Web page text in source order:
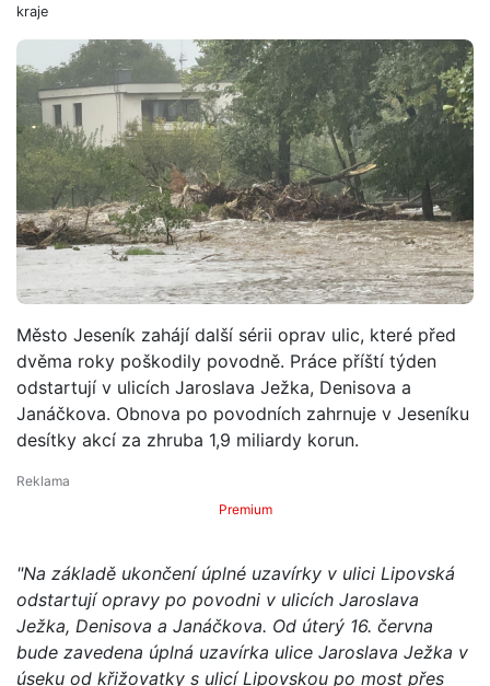
kraje
Město Jeseník zahájí další sérii oprav ulic, které před
dvěma roky poškodily povodně. Práce příští týden
odstartují v ulicích Jaroslava Ježka, Denisova a
Janáčkova. Obnova po povodních zahrnuje v Jeseníku
desítky akcí za zhruba 1,9 miliardy korun.
Premium
"Na základě ukončení úplné uzavírky v ulici Lipovská
odstartují opravy po povodni v ulicích Jaroslava
Ježka, Denisova a Janáčkova. Od úterý 16. června
bude zavedena úplná uzavírka ulice Jaroslava Ježka v
úseku od křižovatky s ulicí Lipovskou po most přes